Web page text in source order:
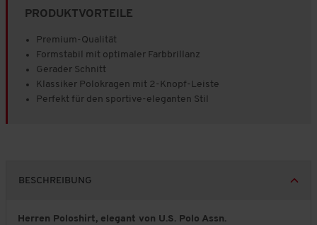
PRODUKTVORTEILE
Premium-Qualität
Formstabil mit optimaler Farbbrillanz
Gerader Schnitt
Klassiker Polokragen mit 2-Knopf-Leiste
Perfekt für den sportive-eleganten Stil
BESCHREIBUNG
Herren Poloshirt, elegant von U.S. Polo Assn.